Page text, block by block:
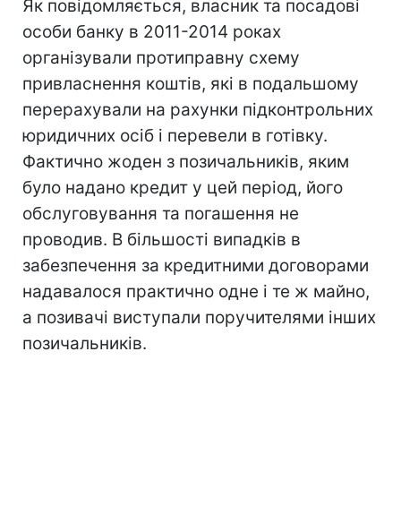
Як повідомляється, власник та посадові
особи банку в 2011-2014 роках
організували протиправну схему
привласнення коштів, які в подальшому
перерахували на рахунки підконтрольних
юридичних осіб і перевели в готівку.
Фактично жоден з позичальників, яким
було надано кредит у цей період, його
обслуговування та погашення не
проводив. В більшості випадків в
забезпечення за кредитними договорами
надавалося практично одне і те ж майно,
а позивачі виступали поручителями інших
позичальників.